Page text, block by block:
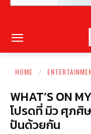
HOME
WHAT’S ON
โปรดที่ มิว ศุภศิ
ปันด้วยกัน